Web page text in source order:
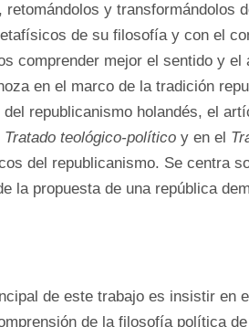
retomándolos y transformándolos
de su filosofía y con el
comprender mejor el sentido y
en el marco de la tradición
republicanismo holandés, el
Tratado teológico-político y en el
del republicanismo. Se centra
la propuesta de una república
de este trabajo es insistir en
de la filosofía política